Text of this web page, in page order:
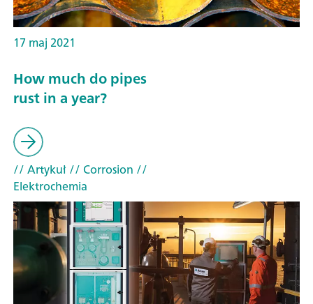
17 maj 2021
How much do pipes
rust in a year?
// Artykuł// Corrosion //
Elektrochemia